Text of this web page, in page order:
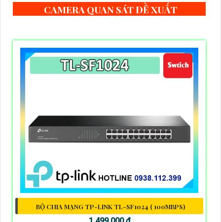
CAMERA QUAN SÁT ĐỀ XUẤT
BỘ CHIA MẠNG TP-LINK TL-SF1024 ( 100MBPS)